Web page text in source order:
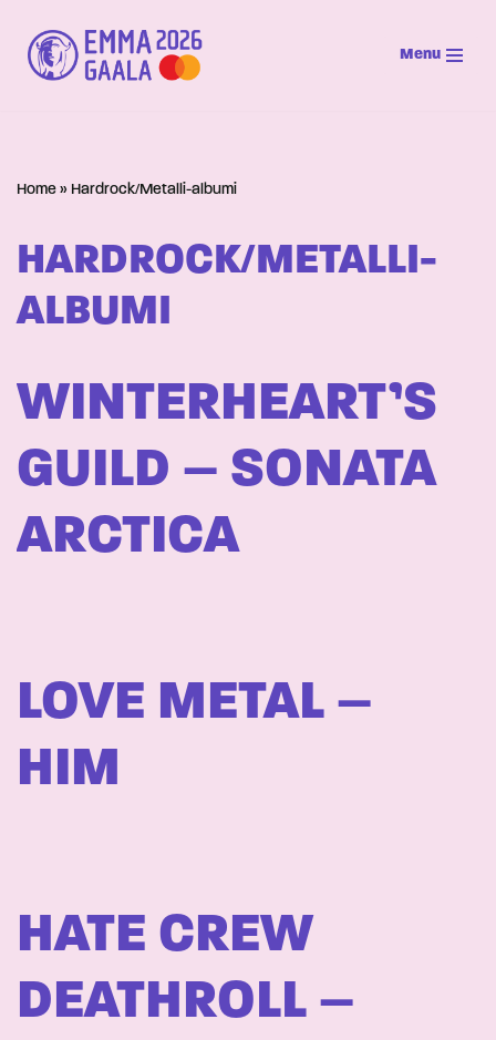
Siirry
suoraan
Menu
Home » Hardrock/Metalli-albumi
HARDROCK/METALLI-
ALBUMI
WINTERHEART’S
GUILD – SONATA
ARCTICA
LOVE METAL –
HIM
HATE CREW
DEATHROLL –